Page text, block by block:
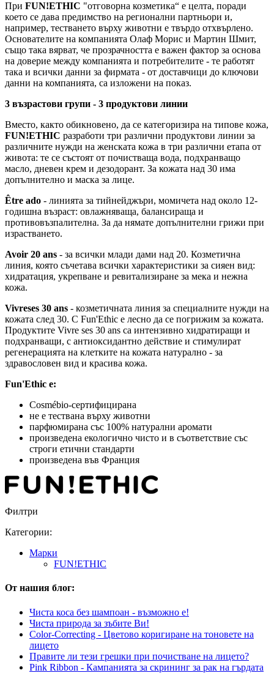
При FUN!ETHIC "отговорна козметика“ е целта, поради
което се дава предимство на регионални партньори и,
например, тестването върху животни е твърдо отхвърлено.
Основателите на компанията Олаф Морис и Мартин Шмит,
също така вярват, че прозрачността е важен фактор за основа
на доверие между компанията и потребителите - те работят
така и всички данни за фирмата - от доставчици до ключови
данни на компанията, са изложени на показ.
3 възрастови групи - 3 продуктови линии
Вместо, както обикновено, да се категоризира на типове кожа,
FUN!ETHIC разработи три различни продуктови линии за
различните нужди на женската кожа в три различни етапа от
живота: те се състоят от почистваща вода, подхранващо
масло, дневен крем и дезодорант. За кожата над 30 има
допълнително и маска за лице.
Être ado - линията за тийнейджъри, момичета над около 12-
годишна възраст: овлажняваща, балансираща и
противовъзпалителна. За да нямате допълнителни грижи при
израстването.
Avoir 20 ans - за всички млади дами над 20. Козметична
линия, която съчетава всички характеристики за сияен вид:
хидратация, укрепване и ревитализиране за мека и нежна
кожа.
Vivreses 30 ans - козметичната линия за специалните нужди на
кожата след 30. С Fun'Ethic е лесно да се погрижим за кожата.
Продуктите Vivre ses 30 ans са интензивно хидратиращи и
подхранващи, с антиоксидантно действие и стимулират
регенерацията на клетките на кожата натурално - за
здравословен вид и красива кожа.
Fun'Ethic е:
Cosmébio-сертифицирана
не е тествана върху животни
парфюмирана със 100% натурални аромати
произведена екологично чисто и в съответствие със
строги етични стандарти
произведена във Франция
Филтри
Категории:
Марки
FUN!ETHIC
От нашия блог:
Чиста коса без шампоан - възможно е!
Чиста природа за зъбите Ви!
Color-Correcting - Цветово коригиране на тоновете на
лицето
Правите ли тези грешки при почистване на лицето?
Pink Ribbon - Кампанията за скрининг за рак на гърдата